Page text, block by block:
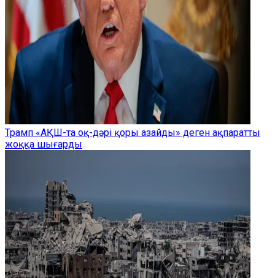
Трамп «АҚШ-та оқ-дәрі қоры азайды» деген ақпаратты
жоққа шығарды